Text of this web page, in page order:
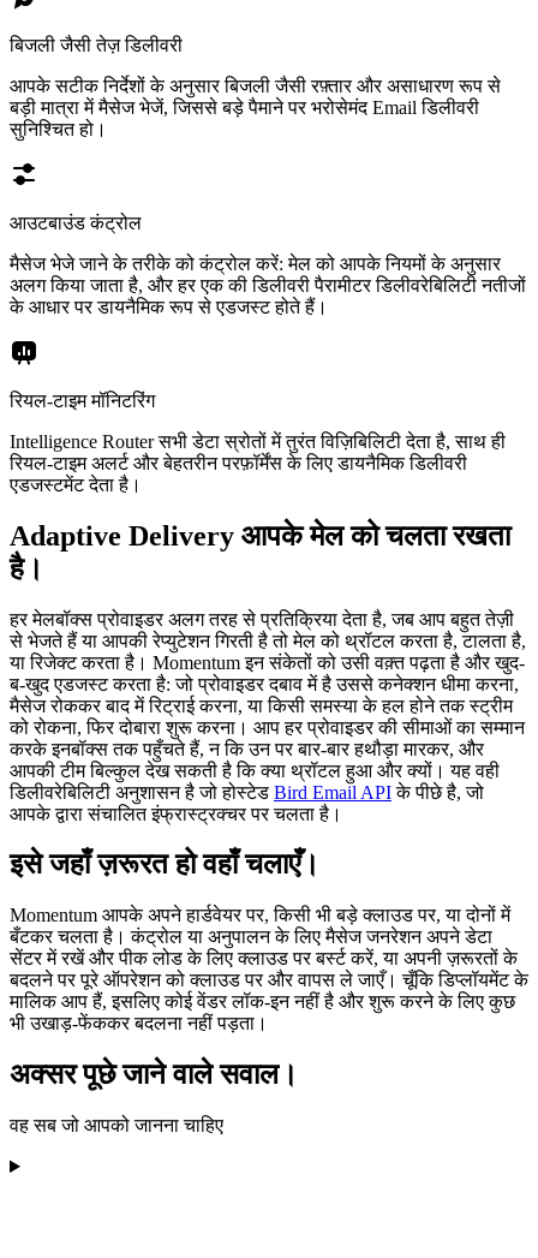
बिजली जैसी तेज़ डिलीवरी
आपके सटीक निर्देशों के अनुसार बिजली जैसी रफ़्तार और असाधारण रूप से
बड़ी मात्रा में मैसेज भेजें, जिससे बड़े पैमाने पर भरोसेमंद Email डिलीवरी
सुनिश्चित हो।
आउटबाउंड कंट्रोल
मैसेज भेजे जाने के तरीके को कंट्रोल करें: मेल को आपके नियमों के अनुसार
अलग किया जाता है, और हर एक की डिलीवरी पैरामीटर डिलीवरेबिलिटी नतीजों
के आधार पर डायनैमिक रूप से एडजस्ट होते हैं।
रियल-टाइम मॉनिटरिंग
Intelligence Router सभी डेटा स्रोतों में तुरंत विज़िबिलिटी देता है, साथ ही
रियल-टाइम अलर्ट और बेहतरीन परफ़ॉर्मेंस के लिए डायनैमिक डिलीवरी
एडजस्टमेंट देता है।
Adaptive Delivery आपके मेल को चलता रखता
है।
हर मेलबॉक्स प्रोवाइडर अलग तरह से प्रतिक्रिया देता है, जब आप बहुत तेज़ी
से भेजते हैं या आपकी रेप्युटेशन गिरती है तो मेल को थ्रॉटल करता है, टालता है,
या रिजेक्ट करता है। Momentum इन संकेतों को उसी वक़्त पढ़ता है और खुद-
ब-खुद एडजस्ट करता है: जो प्रोवाइडर दबाव में है उससे कनेक्शन धीमा करना,
मैसेज रोककर बाद में रिट्राई करना, या किसी समस्या के हल होने तक स्ट्रीम
को रोकना, फिर दोबारा शुरू करना। आप हर प्रोवाइडर की सीमाओं का सम्मान
करके इनबॉक्स तक पहुँचते हैं, न कि उन पर बार-बार हथौड़ा मारकर, और
आपकी टीम बिल्कुल देख सकती है कि क्या थ्रॉटल हुआ और क्यों। यह वही
डिलीवरेबिलिटी अनुशासन है जो होस्टेड Bird Email APIके पीछे है, जो
आपके द्वारा संचालित इंफ्रास्ट्रक्चर पर चलता है।
इसे जहाँ ज़रूरत हो वहाँ चलाएँ।
Momentum आपके अपने हार्डवेयर पर, किसी भी बड़े क्लाउड पर, या दोनों में
बँटकर चलता है। कंट्रोल या अनुपालन के लिए मैसेज जनरेशन अपने डेटा
सेंटर में रखें और पीक लोड के लिए क्लाउड पर बर्स्ट करें, या अपनी ज़रूरतों के
बदलने पर पूरे ऑपरेशन को क्लाउड पर और वापस ले जाएँ। चूँकि डिप्लॉयमेंट के
मालिक आप हैं, इसलिए कोई वेंडर लॉक-इन नहीं है और शुरू करने के लिए कुछ
भी उखाड़-फेंककर बदलना नहीं पड़ता।
अक्सर पूछे जाने वाले सवाल।
वह सब जो आपको जानना चाहिए